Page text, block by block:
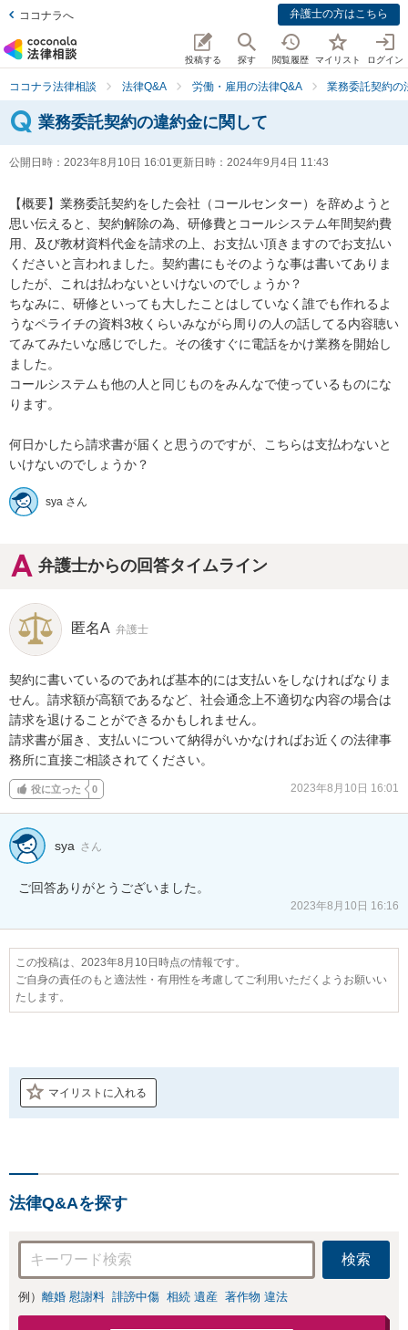
ココナラへ 弁護士の方はこちら
投稿する 探す 閲覧履歴 マイリスト ログイン
ココナラ法律相談 法律Q&A 労働・雇用の法律Q&A 業務委託契約の
業務委託契約の違約金に関して
公開日時： 2023年8月10日 16:01更新日時： 2024年9月4日 11:43
【概要】業務委託契約をした会社（コールセンター）を辞めようと
思い伝えると、契約解除の為、研修費とコールシステム年間契約費
用、及び教材資料代金を請求の上、お支払い頂きますのでお支払い
くださいと言われました。契約書にもそのような事は書いてありま
したが、これは払わないといけないのでしょうか？
ちなみに、研修といっても大したことはしていなく誰でも作れるよ
うなペライチの資料3枚くらいみながら周りの人の話してる内容聴い
てみてみたいな感じでした。その後すぐに電話をかけ業務を開始し
ました。
コールシステムも他の人と同じものをみんなで使っているものにな
ります。
何日かしたら請求書が届くと思うのですが、こちらは支払わないと
いけないのでしょうか？
sya さん
弁護士からの回答タイムライン
匿名A 弁護士
契約に書いているのであれば基本的には支払いをしなければなりま
せん。請求額が高額であるなど、社会通念上不適切な内容の場合は
請求を退けることができるかもしれません。
請求書が届き、支払いについて納得がいかなければお近くの法律事
務所に直接ご相談されてください。
役に立った 0 2023年8月10日 16:01
sya さん
ご回答ありがとうございました。
2023年8月10日 16:16
この投稿は、2023年8月10日時点の情報です。
ご自身の責任のもと適法性・有用性を考慮してご利用いただくようお願いい
たします。
マイリストに入れる
法律Q&Aを探す
検索
例） 離婚 慰謝料 誹謗中傷 相続 遺産 著作物 違法